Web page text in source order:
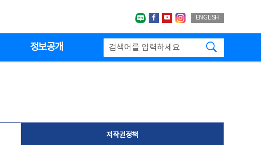
네이버블로그
페이스북
유투브인스타그랩
ENGLISH
정보공개
저작권정책